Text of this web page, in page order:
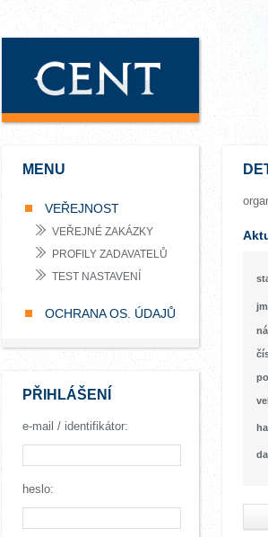
MENU
VEŘEJNOST
VEŘEJNÉ ZAKÁZKY
PROFILY ZADAVATELŮ
TEST NASTAVENÍ
OCHRANA OS. ÚDAJŮ
PŘIHLÁŠENÍ
e-mail / identifikátor:
heslo: